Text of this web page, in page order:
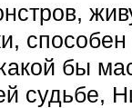
бы
судьбе,